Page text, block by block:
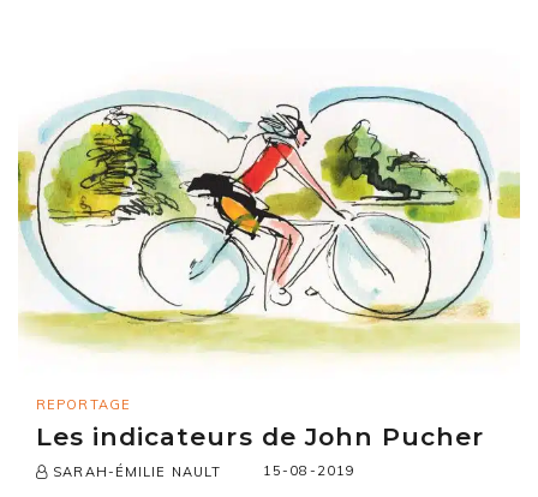
REPORTAGE
Les indicateurs de John Pucher
SARAH-ÉMILIE NAULT 15-08-2019